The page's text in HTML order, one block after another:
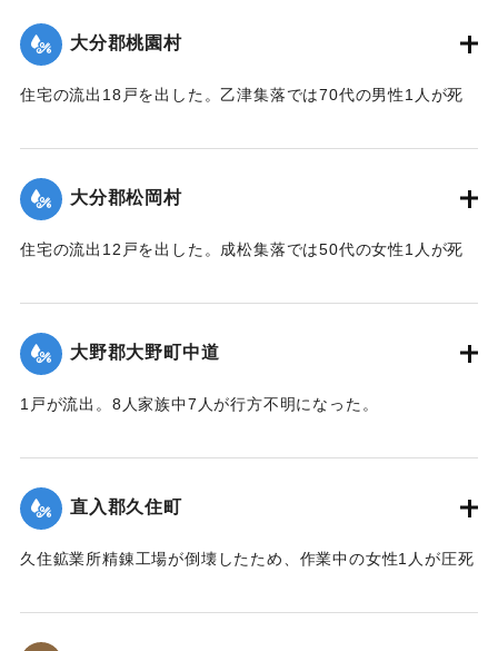
｜固有コード:
大分郡桃園村
住宅の流出18戸を出した。乙津集落では70代の男性1人が死
刊3面】
｜固有コード: 00481048
大分郡松岡村
住宅の流出12戸を出した。成松集落では50代の女性1人が死
刊3面】
｜固有コード: 00481049
大野郡大野町中道
1戸が流出。8人家族中7人が行方不明になった。
｜固有コード:00481043
直入郡久住町
久住鉱業所精錬工場が倒壊したため、作業中の女性1人が圧死